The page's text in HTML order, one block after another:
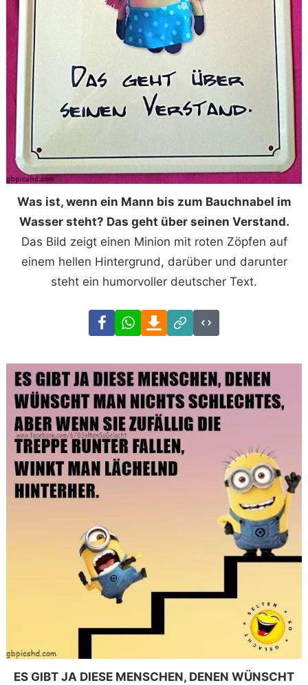
Was ist, wenn ein Mann bis zum Bauchnabel im
Wasser steht? Das geht über seinen Verstand.
Das Bild zeigt einen Minion mit roten Zöpfen auf
einem hellen Hintergrund, darüber und darunter
steht ein humorvoller deutscher Text.
FacebookWhatsAppDownload
Link
Code
ES GIBT JA DIESE MENSCHEN, DENEN WÜNSCHT